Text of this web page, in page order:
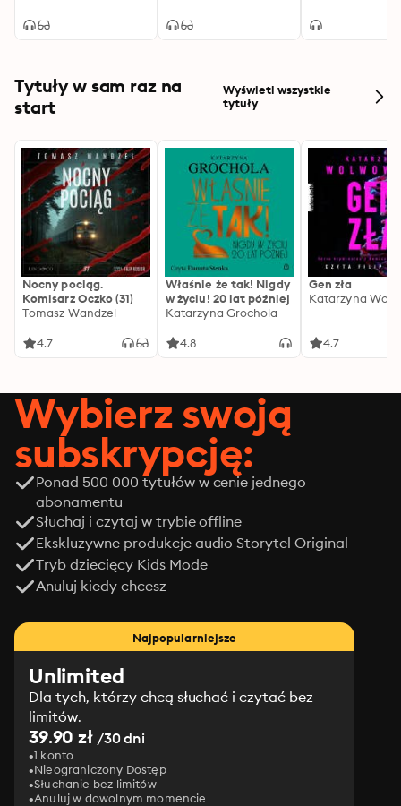
Tytuły w sam raz na
start
Wyświetl wszystkie
tytuły
Nocny pociąg.
Komisarz Oczko (31)
Tomasz Wandzel
4.7
Właśnie że tak! Nigdy
w życiu! 20 lat później
Katarzyna Grochola
4.8
Gen zła
Katarzyna
4.7
Wybierz swoją
subskrypcję:
Ponad 500 000 tytułów w cenie jednego
abonamentu
Słuchaj i czytaj w trybie offline
Ekskluzywne produkcje audio Storytel Original
Tryb dziecięcy Kids Mode
Anuluj kiedy chcesz
Najpopularniejsze
Unlimited
Dla tych, którzy chcą słuchać i czytać bez
limitów.
39.90 zł/30 dni
1 konto
Nieograniczony Dostęp
Słuchanie bez limitów
Anuluj w dowolnym momencie